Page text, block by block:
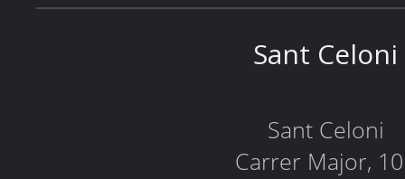
Sant Celoni
Sant Celoni
Carrer Major,